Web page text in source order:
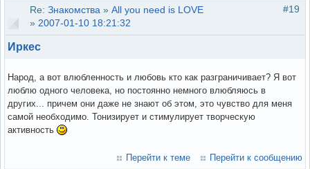
#19
Re: Знакомства » All you need is LOVE
» 2007-01-10 18:21:32
Иркес
Народ, а вот влюбленность и любовь кто как разграничивает? Я вот
люблю одного человека, но постоянно немного влюбляюсь в
других... причем они даже не знают об этом, это чувство для меня
самой необходимо. Тонизирует и стимулирует творческую
активность
Перейти к теме Перейти к сообщению